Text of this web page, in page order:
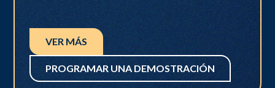
VER MÁS
PROGRAMAR UNA DEMOSTRACIÓN